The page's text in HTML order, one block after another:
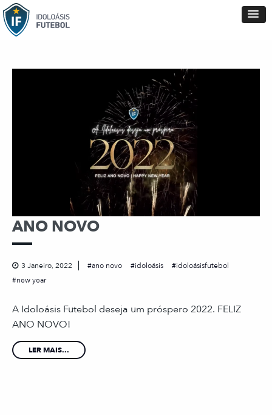
ANO NOVO
3 Janeiro, 2022 ano novo idoloásis
idoloásisfutebol
new year
A Idoloásis Futebol deseja um próspero 2022. FELIZ
ANO NOVO!
LER MAIS...